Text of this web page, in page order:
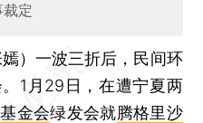
定
） 一波三折后，民间环
1月29日，在遭宁夏两
金会绿发会就腾格里沙